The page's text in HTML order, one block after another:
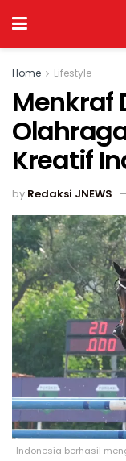
Home Lifestyle
Menkraf
Kreatif
by Redaksi JNEWS
Indonesia berhasil